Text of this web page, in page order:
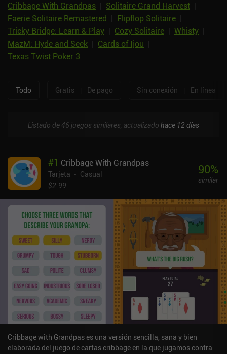
Cribbage With Grandpas Solitaire Grand Harvest
Faerie Solitaire Remastered
Flipflop Solitaire
Tricky Bridge: Learn & Play
Cozy Solitaire Whisty
MazM: Hyde and Seek
Cards of Ijou
Texas Twist Poker 3
Todo Gratis De pago Sin conexión En línea
Listado de 46 juegos similares, actualizado hace 12 días
#1 Cribbage With Grandpas
Tarjeta
Casual
$2.99
90%
similar
Cribbage with Grandpas es una versión sencilla, sana y bien
elaborada del juego de cartas cribbage en la que jugamos contra